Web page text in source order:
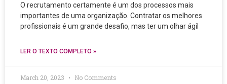
O recrutamento certamente é um dos processos mais
importantes de uma organização. Contratar os melhores
profissionais é um grande desafio, mas ter um olhar ágil
LER O TEXTO COMPLETO »
March 20, 2023 No Comments